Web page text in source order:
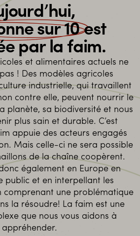
sur 10est
par la faim.
et alimentaires actuels ne
! Des modèles agricoles
industrielle, qui travaillent
contre elle, peuvent nourrir le
planète, sa biodiversité et nous
plus sain et durable. C’est
appuie des acteurs engagés
Mais celle-ci ne sera possible
de la chaîne coopèrent.
également en Europe en
public et en interpellant les
comprenant une problématique
la résoudre! La faim est une
que nous vous aidons à
appréhender.